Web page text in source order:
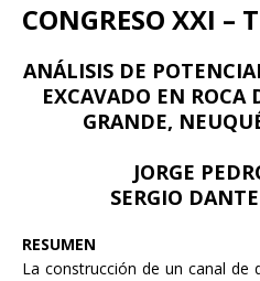
CONGRESO XXI –
ANÁLISIS DE
EXCAVADO EN ROCA
GRANDE,
JORGE
SERGIO
RESUMEN
La construcción de un canal de